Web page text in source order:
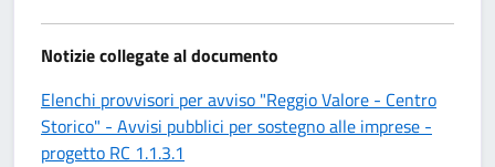
Notizie collegate al documento
Elenchi provvisori per avviso "Reggio Valore - Centro
Storico" - Avvisi pubblici per sostegno alle imprese -
progetto RC 1.1.3.1